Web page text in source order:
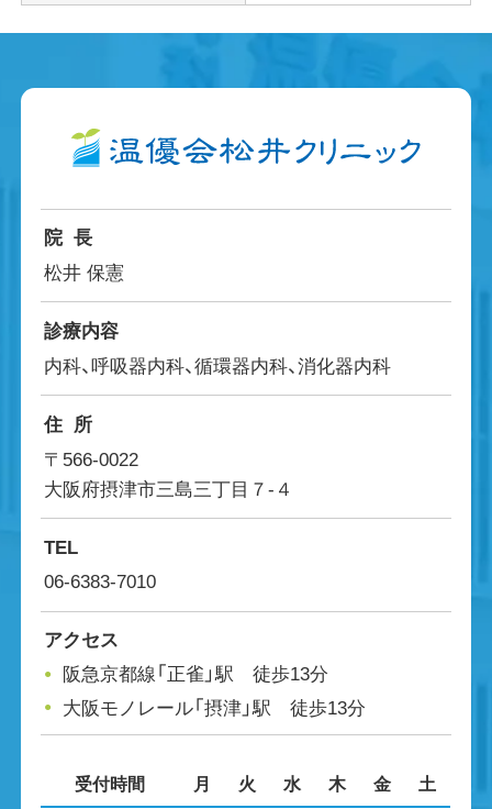
院長
松井 保憲
診療内容
内科、呼吸器内科、循環器内科、消化器内科
住所
〒566-0022
大阪府摂津市三島三丁目７-４
TEL
06-6383-7010
アクセス
阪急京都線「正雀」駅 徒歩13分
大阪モノレール「摂津」駅 徒歩13分
受付時間 月 火 水 木 金 土